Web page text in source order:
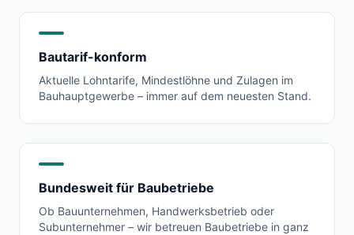
Bautarif-konform
Aktuelle Lohntarife, Mindestlöhne und Zulagen im
Bauhauptgewerbe – immer auf dem neuesten Stand.
Bundesweit für Baubetriebe
Ob Bauunternehmen, Handwerksbetrieb oder
Subunternehmer – wir betreuen Baubetriebe in ganz